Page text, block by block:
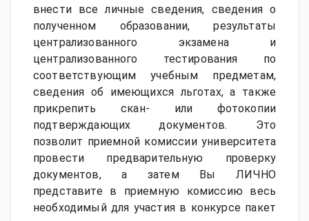
внести все личные сведения, сведения о
полученном образовании, результаты
централизованного экзамена и
централизованного тестирования по
соответствующим учебным предметам,
сведения об имеющихся льготах, а также
прикрепить скан- или фотокопии
подтверждающих документов. Это
позволит приемной комиссии университета
провести предварительную проверку
документов, а затем Вы ЛИЧНО
представите в приемную комиссию весь
необходимый для участия в конкурсе пакет